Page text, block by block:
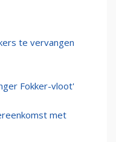
te vervangen
Fokker-vloot'
met